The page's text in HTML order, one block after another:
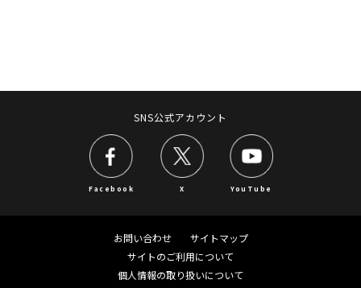
SNS公式アカウント
Facebook X YouTube
お問い合わせ
サイトマップ
サイトのご利用について
個人情報の取り扱いについて